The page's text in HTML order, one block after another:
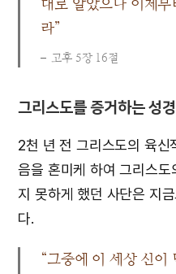
대로 알았으나 이제
라”
고후 5장 16절
그리스도를 증거하는 성경
2천 년 전 그리스도의 육신
음을 혼미케 하여 그리스도
지 못하게 했던 사단은 지
다.
“그중에 이 세상 신이